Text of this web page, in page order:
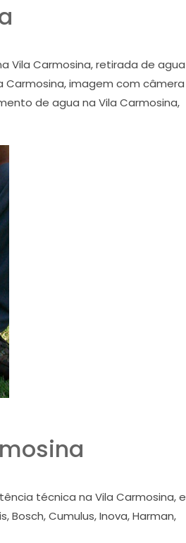
Vila Carmosina, retirada de agua
Carmosina, imagem com câmera
de agua na Vila Carmosina,
técnica na Vila Carmosina, e
Cumulus, Inova, Harman,